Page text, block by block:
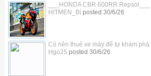
___HONDA CBR 600RR Repsol___
HITMEN_Bi posted 30/6/26
Có nên thuê xe máy để tự khám
Hgo25 posted 30/6/26